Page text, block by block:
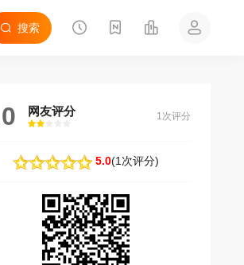
搜索
网友评分
差
还行推荐力荐
1次评分
5.0(1次评分)